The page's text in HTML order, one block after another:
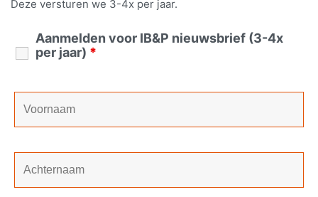
Deze versturen we 3-4x per jaar.
Aanmelden voor IB&P nieuwsbrief (3-4x
per jaar) *